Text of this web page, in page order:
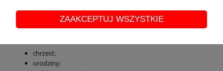
Wśród propozycji eleganckich spodni na szelkach dla chłopca
znajdziesz także takie, które idealnie sprawdzą się podczas
chrzest;
urodziny;
ZAAKCEPTUJ WSZYSTKIE